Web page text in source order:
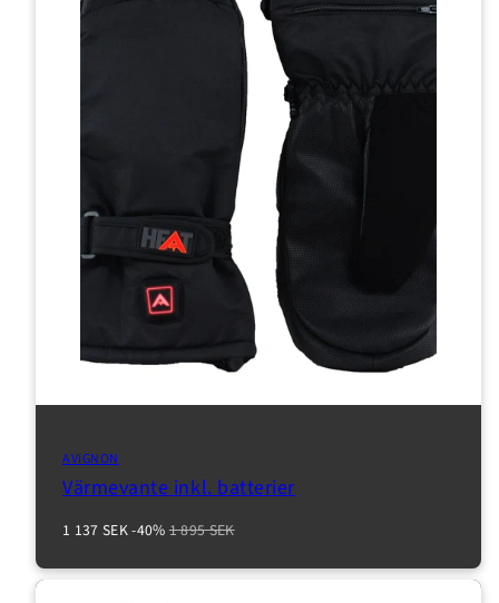
AVIGNON
Värmevante inkl. batterier
Reapris
1 137 SEK-40% Normalpris
1 895 SEK